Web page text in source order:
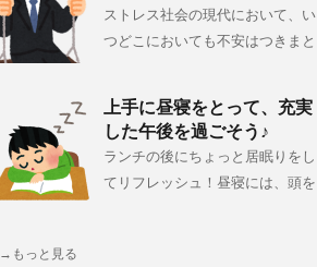
ストレス社会の現代において、い
つどこにおいても不安はつきまと
上手に昼寝をとって、充実
した午後を過ごそう♪
ランチの後にちょっと居眠りをし
てリフレッシュ！昼寝には、頭を
→もっと見る